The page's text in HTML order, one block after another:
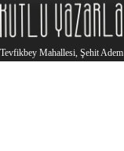
Tevfikbey Mahallesi, Şehit